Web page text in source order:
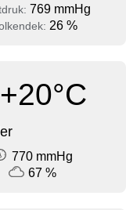
769 mmHg
26 %
+20°C
770 mmHg
67 %